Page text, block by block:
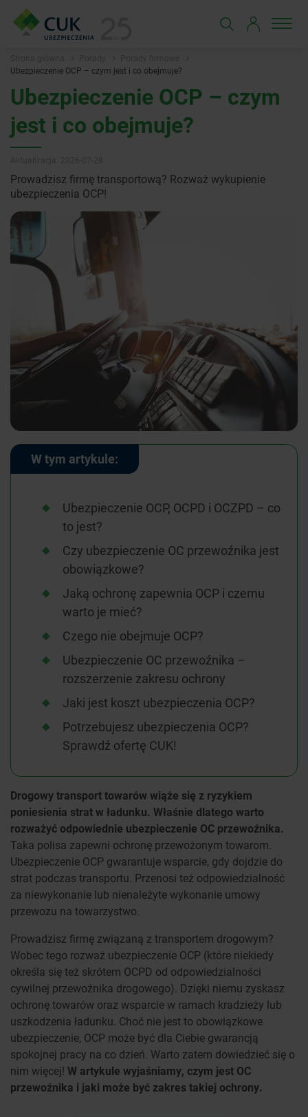
Ubezpieczenie OCP – czym jest i co obejmuje?
Ubezpieczenie OCP – czym
jest i co obejmuje?
Prowadzisz firmę transportową? Rozważ wykupienie
ubezpieczenia OCP!
W tym artykule:
Ubezpieczenie OCP, OCPD i OCZPD – co
to jest?
Czy ubezpieczenie OC przewoźnika jest
obowiązkowe?
Jaką ochronę zapewnia OCP i czemu
warto je mieć?
Czego nie obejmuje OCP?
Ubezpieczenie OC przewoźnika –
rozszerzenie zakresu ochrony
Jaki jest koszt ubezpieczenia OCP?
Potrzebujesz ubezpieczenia OCP?
Sprawdź ofertę CUK!
Drogowy transport towarów wiąże się z ryzykiem
poniesienia strat w ładunku. Właśnie dlatego warto
rozważyć odpowiednie ubezpieczenie OC przewoźnika.
Taka polisa zapewni ochronę przewożonym towarom.
Ubezpieczenie OCP gwarantuje wsparcie, gdy dojdzie do
strat podczas transportu. Przenosi też odpowiedzialność
za niewykonanie lub nienależyte wykonanie umowy
przewozu na towarzystwo.
Prowadzisz firmę związaną z transportem drogowym?
Wobec tego rozważ ubezpieczenie OCP (które niekiedy
określa się też skrótem OCPD od odpowiedzialności
cywilnej przewoźnika drogowego). Dzięki niemu zyskasz
ochronę towarów oraz wsparcie w ramach kradzieży lub
uszkodzenia ładunku. Choć nie jest to obowiązkowe
ubezpieczenie, OCP może być dla Ciebie gwarancją
spokojnej pracy na co dzień. Warto zatem dowiedzieć się o
nim więcej! W artykule wyjaśniamy, czym jest OC
przewoźnika i jaki może być zakres takiej ochrony.